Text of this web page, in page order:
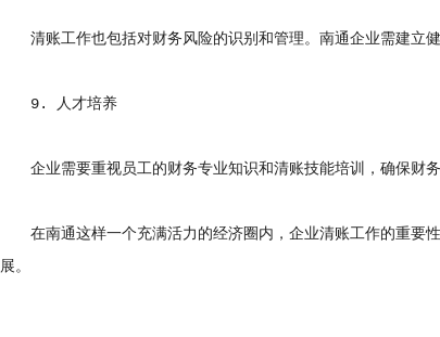
清账工作也包括对财务风险的识别和管理。南通企业需建立健
9. 人才培养
企业需要重视员工的财务专业知识和清账技能培训，确保财务
在南通这样一个充满活力的经济圈内，企业清账工作的重要
展。